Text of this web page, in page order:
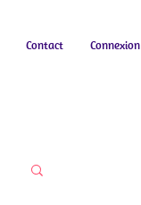
Contact Connexion